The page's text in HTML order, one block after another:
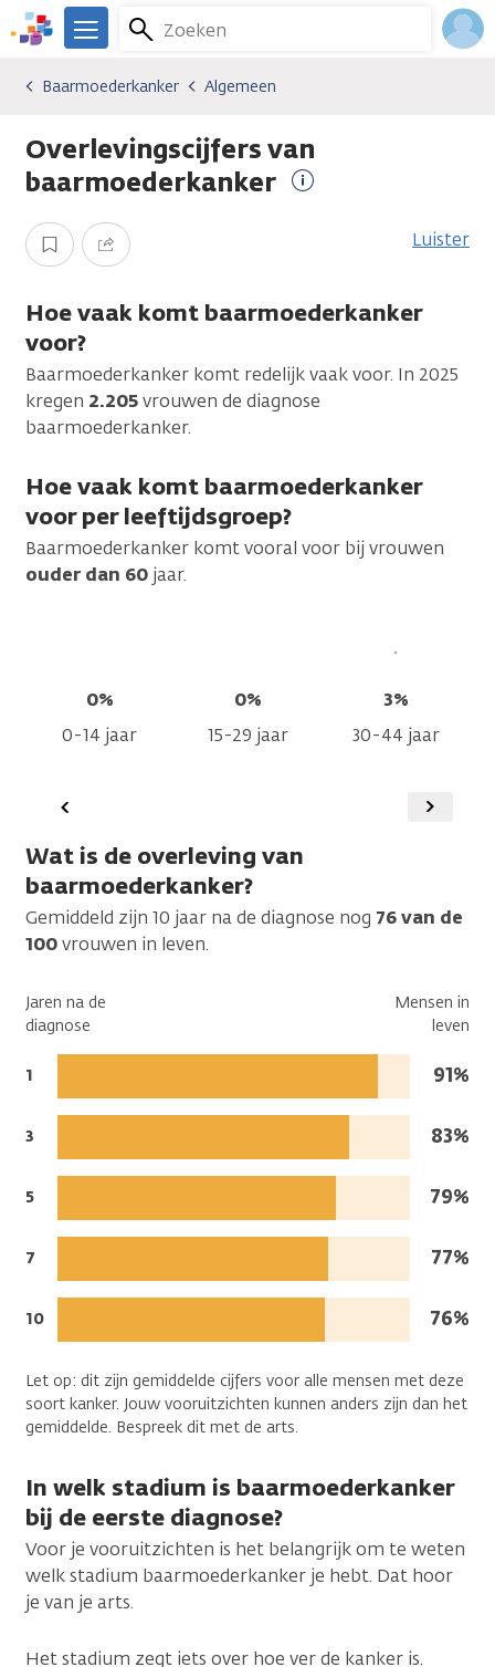
Overslaan
en
gaan
We
er
je.
Kanker.nl
Zoeken
Menu
Kankersoorten
Baarmoederkanker
Algemeen
Baarmoederkanker Algemeen
Overlevingscijfers van
baarmoederkanker
Opslaan Delen Luister
Hoe vaak komt baarmoederkanker
voor?
Baarmoederkanker komt redelijk vaak voor. In 2025
kregen 2.205vrouwen de diagnose
baarmoederkanker.
Hoe vaak komt baarmoederkanker
voor per leeftijdsgroep?
Baarmoederkanker komt vooral voor bij vrouwen
ouder dan 60 jaar.
0%
0-14 jaar
0%
15-29 jaar
3%
30-44 jaar
Vorige
Wat is de overleving van
baarmoederkanker?
Gemiddeld zijn 10 jaar na de diagnose nog 76van de
100vrouwen in leven.
Jaren na de
diagnose
Mensen in
leven
Jaren
diagnose:
1
leven:
91%
Jaren
diagnose:
3
leven:
83%
Jaren
diagnose:
5
leven:
79%
Jaren
diagnose:
7
leven:
77%
Jaren
diagnose:
10
leven:
76%
Let op: dit zijn gemiddelde cijfers voor alle mensen met deze
soort kanker. Jouw vooruitzichten kunnen anders zijn dan het
gemiddelde. Bespreek dit met de arts.
In welk stadium is baarmoederkanker
bij de eerste diagnose?
Voor je vooruitzichten is het belangrijk om te weten
welk stadium baarmoederkanker je hebt. Dat hoor
je van je arts.
Het stadium zegt iets over hoe ver de kanker is.